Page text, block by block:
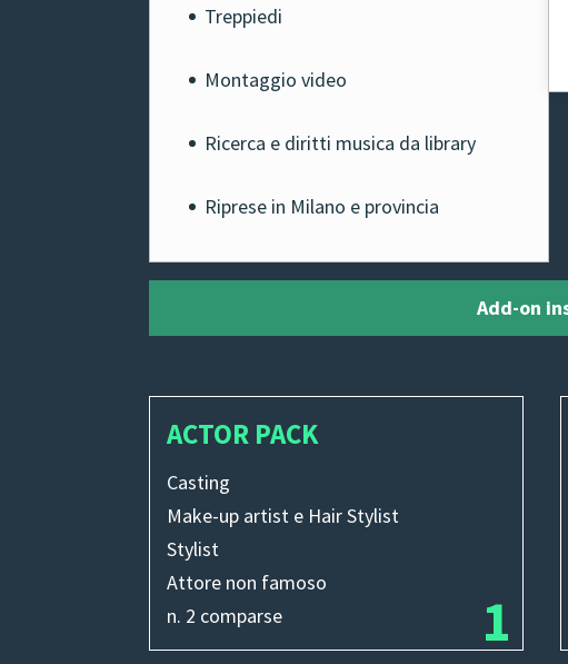
Treppiedi
Montaggio video
Ricerca e diritti musica da library
Riprese in Milano e provincia
Add-on
ACTOR PACK
Casting
Make-up artist e Hair Stylist
Stylist
Attore non famoso
n. 2 comparse